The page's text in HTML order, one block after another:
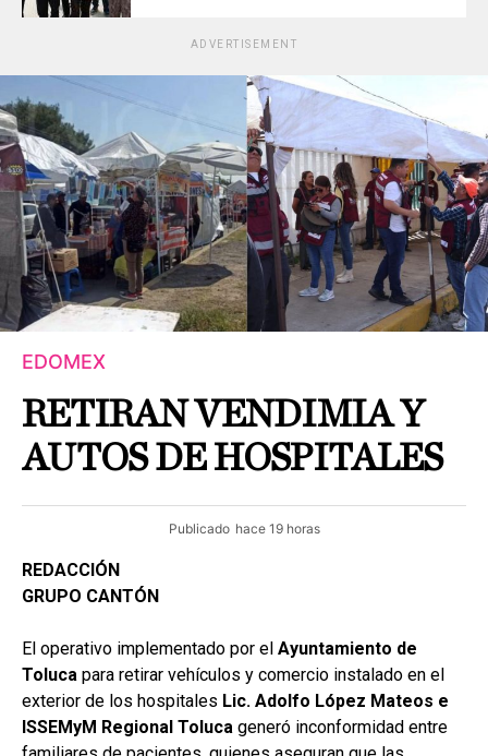
ADVERTISEMENT
EDOMEX
RETIRAN VENDIMIA Y
AUTOS DE HOSPITALES
Publicado hace 19 horas
REDACCIÓN
GRUPO CANTÓN
El operativo implementado por el Ayuntamiento de
Toluca para retirar vehículos y comercio instalado en el
exterior de los hospitales Lic. Adolfo López Mateos e
ISSEMyM Regional Toluca generó inconformidad entre